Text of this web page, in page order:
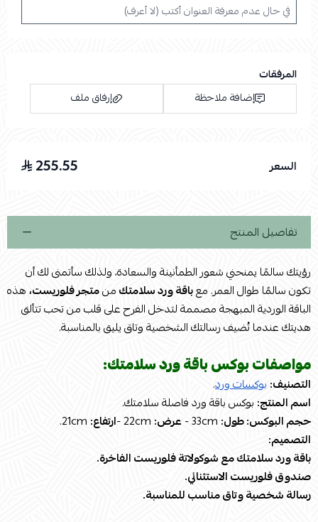
المرفقات
إضافة ملاحظة
إرفاق ملف
السعر 255.55
تفاصيل المنتج
رؤيتك سالمًا يمنحني شعور الطمأنينة والسعادة، ولذلك سأتمنى لك أن
تكون سالمًا طوال العمر. معباقة ورد سلامتكمنمتجر فلوريست،هذه
الباقة الوردية المبهجة مصممة لتدخل الفرح على قلب من تحب تتألق
هديتك عندما تُضيف رسالتك الشخصية وتاق يليق بالمناسبة.
مواصفات بوكس باقة ورد سلامتك:
التصنيف: بوكسات ورد.
اسم المنتج: بوكس باقة ورد فاصلة سلامتك.
حجم البوكس: طول:
عرض: ارتفاع:
التصميم:
باقة ورد سلامتك مع شوكولاتة فلوريست الفاخرة.
صندوق فلوريست الاستثنائي.
رسالة شخصية وتاق مناسب للمناسبة.